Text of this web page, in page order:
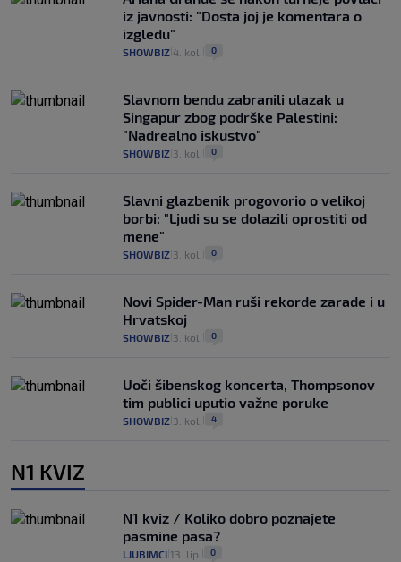
iz javnosti: "Dosta joj je komentara o
izgledu"
SHOWBIZ 4. kol. 0
Slavnom bendu zabranili ulazak u
Singapur zbog podrške Palestini:
"Nadrealno iskustvo"
SHOWBIZ 3. kol. 0
Slavni glazbenik progovorio o velikoj
borbi: "Ljudi su se dolazili oprostiti od
mene"
SHOWBIZ 3. kol. 0
Novi Spider-Man ruši rekorde zarade i u
Hrvatskoj
SHOWBIZ 3. kol. 0
Uoči šibenskog koncerta, Thompsonov
tim publici uputio važne poruke
SHOWBIZ 3. kol. 4
N1 KVIZ
N1 kviz / Koliko dobro poznajete
pasmine pasa?
LJUBIMCI 13. lip. 0